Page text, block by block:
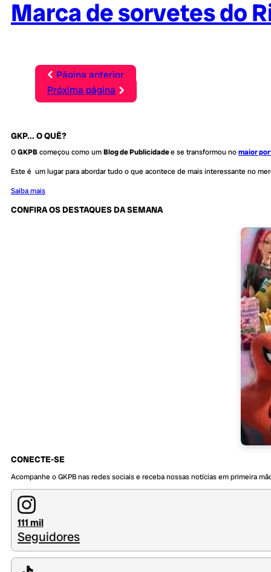
Marca de sorvetes do
Página anterior
Próxima página
GKP... O QUÊ?
OGKPBcomeçou como umBlog de Publicidadee se transformou nomaior
Este é um lugar para abordar tudo o que acontece de mais interessante no
Saiba mais
CONFIRA OS DESTAQUES DA SEMANA
CONECTE-SE
Acompanhe o GKPB nas redes sociais e receba nossas notícias em primeira
111 mil
Seguidores